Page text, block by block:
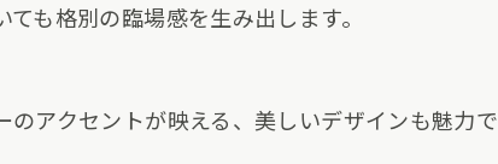
も格別の臨場感を生み出します。
アクセントが映える、美しいデザインも魅力で